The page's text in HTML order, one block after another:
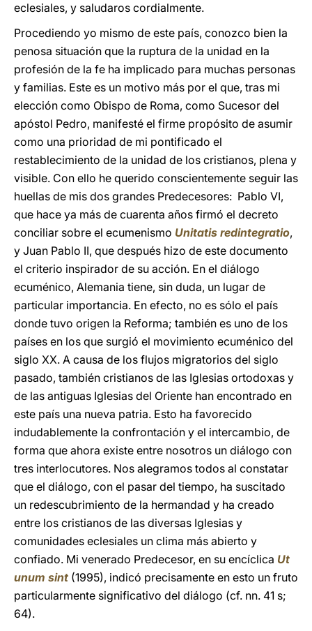
eclesiales, y saludaros cordialmente.
Procediendo yo mismo de este país, conozco bien la
penosa situación que la ruptura de la unidad en la
profesión de la fe ha implicado para muchas personas
y familias. Este es un motivo más por el que, tras mi
elección como Obispo de Roma, como Sucesor del
apóstol Pedro, manifesté el firme propósito de asumir
como una prioridad de mi pontificado el
restablecimiento de la unidad de los cristianos, plena y
visible. Con ello he querido conscientemente seguir las
huellas de mis dos grandes Predecesores: Pablo VI,
que hace ya más de cuarenta años firmó el decreto
conciliar sobre el ecumenismo Unitatis redintegratio,
y Juan Pablo II, que después hizo de este documento
el criterio inspirador de su acción. En el diálogo
ecuménico, Alemania tiene, sin duda, un lugar de
particular importancia. En efecto, no es sólo el país
donde tuvo origen la Reforma; también es uno de los
países en los que surgió el movimiento ecuménico del
siglo XX. A causa de los flujos migratorios del siglo
pasado, también cristianos de las Iglesias ortodoxas y
de las antiguas Iglesias del Oriente han encontrado en
este país una nueva patria. Esto ha favorecido
indudablemente la confrontación y el intercambio, de
forma que ahora existe entre nosotros un diálogo con
tres interlocutores. Nos alegramos todos al constatar
que el diálogo, con el pasar del tiempo, ha suscitado
un redescubrimiento de la hermandad y ha creado
entre los cristianos de las diversas Iglesias y
comunidades eclesiales un clima más abierto y
confiado. Mi venerado Predecesor, en su encíclica Ut
unum sint (1995), indicó precisamente en esto un fruto
particularmente significativo del diálogo (cf. nn. 41 s;
64).